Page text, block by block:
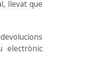
llevat que
electrònic